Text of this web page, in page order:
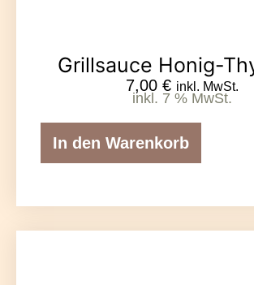
Grillsauce Honig-
7,00 € inkl. MwSt.
inkl. 7 % MwSt.
In den Warenkorb